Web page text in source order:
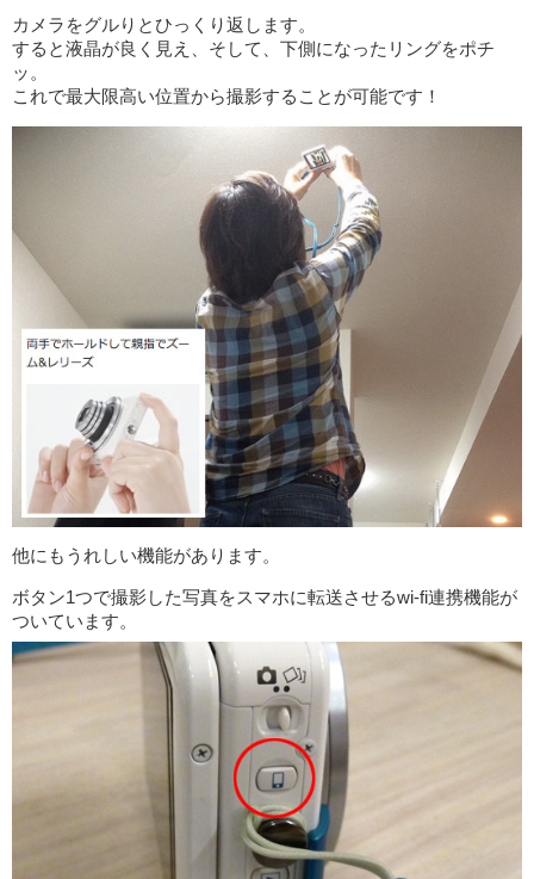
カメラをグルりとひっくり返します。
すると液晶が良く見え、そして、下側になったリングをポチ
ッ。
これで最大限高い位置から撮影することが可能です！
他にもうれしい機能があります。
ボタン1つで撮影した写真をスマホに転送させるwi-fi連携機能が
ついています。